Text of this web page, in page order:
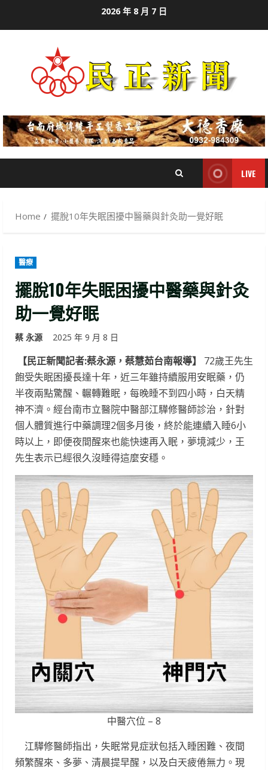
2026 年 8 月 7 日
LIVE
Home 擺脫10年失眠困擾中醫藥與針灸助一覺好眠
醫療
擺脫10年失眠困擾中醫藥與針灸
助一覺好眠
蔡 永源 2025 年 9 月 8 日
【民正新聞記者:蔡永源，蔡慧茹台南報導】
72歲王先生
飽受失眠困擾長達十年，近三年雖持續服用安眠藥，仍
半夜兩點驚醒、輾轉難眠，每晚睡不到四小時，白天精
神不濟。經台南市立醫院中醫部江驊修醫師診治，針對
個人體質進行中藥調理2個多月後，終於能連續入睡6小
時以上，即便夜間醒來也能快速再入眠，夢境減少，王
先生表示已經很久沒睡得這麼安穩。
中醫穴位 – 8
江驊修醫師指出，失眠常見症狀包括入睡困難、夜間
頻繁醒來、多夢、清晨提早醒，以及白天疲倦無力。現